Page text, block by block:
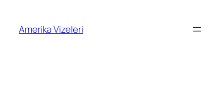
Amerika Vizeleri